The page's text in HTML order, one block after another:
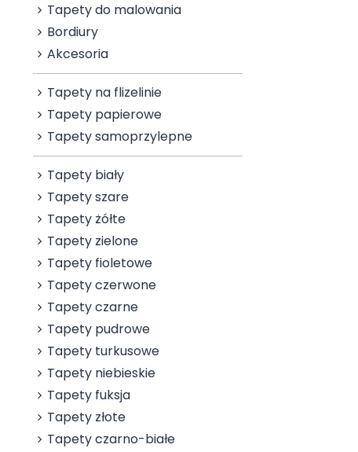
Tapety do malowania
Bordiury
Akcesoria
Tapety na flizelinie
Tapety papierowe
Tapety samoprzylepne
Tapety biały
Tapety szare
Tapety żółte
Tapety zielone
Tapety fioletowe
Tapety czerwone
Tapety czarne
Tapety pudrowe
Tapety turkusowe
Tapety niebieskie
Tapety fuksja
Tapety złote
Tapety czarno-białe